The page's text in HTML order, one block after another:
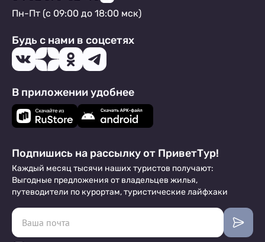
Пн-Пт (с 09:00 до 18:00 мск)
Будь с нами в соцсетях
В приложении удобнее
Подпишись на рассылку от ПриветТур!
Каждый месяц тысячи наших туристов получают:
Выгодные предложения от владельцев жилья,
путеводители по курортам, туристические лайфхаки